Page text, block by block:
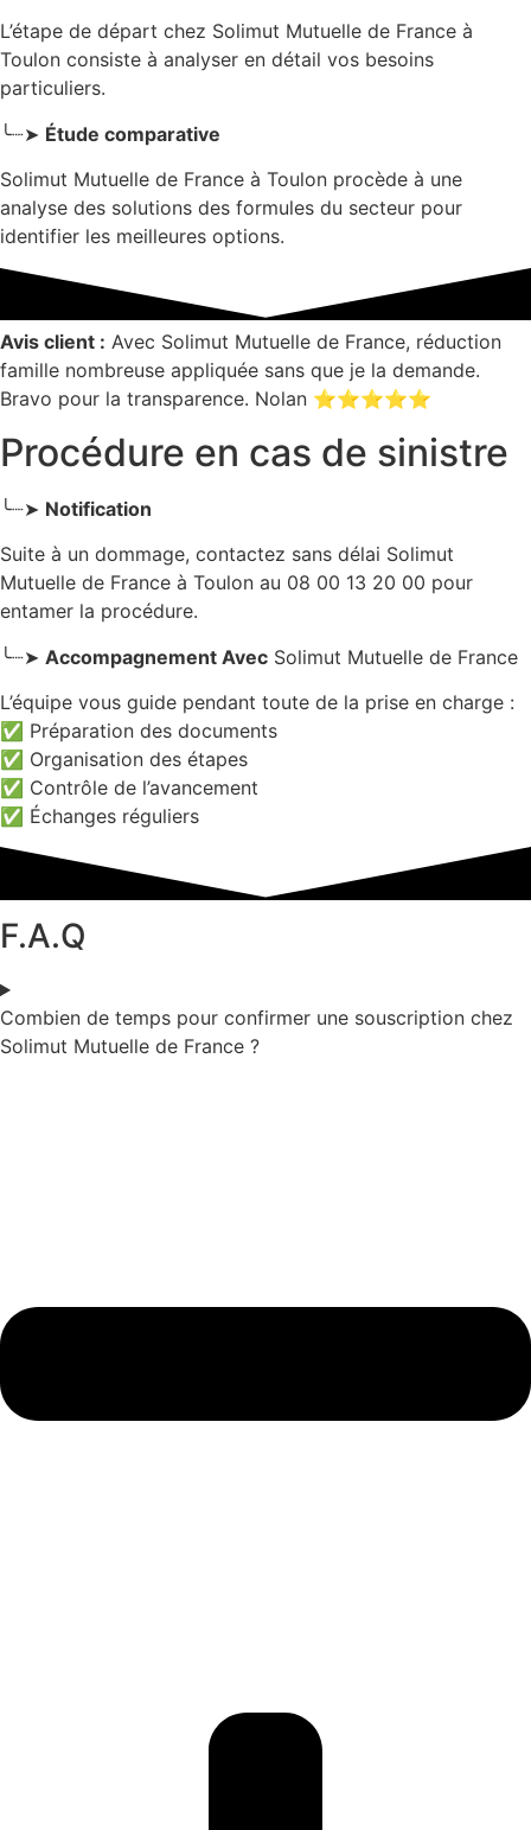
L’étape de départ chez Solimut Mutuelle de France à
Toulon consiste à analyser en détail vos besoins
particuliers.
╰┈➤ Étude comparative
Solimut Mutuelle de France à Toulon procède à une
analyse des solutions des formules du secteur pour
identifier les meilleures options.
Avis client : Avec Solimut Mutuelle de France, réduction
famille nombreuse appliquée sans que je la demande.
Bravo pour la transparence. Nolan ⭐⭐⭐⭐⭐
Procédure en cas de sinistre
╰┈➤ Notification
Suite à un dommage, contactez sans délai Solimut
Mutuelle de France à Toulon au 08 00 13 20 00 pour
entamer la procédure.
╰┈➤ Accompagnement Avec Solimut Mutuelle de France
L’équipe vous guide pendant toute de la prise en charge :
✅ Préparation des documents
✅ Organisation des étapes
✅ Contrôle de l’avancement
✅ Échanges réguliers
F.A.Q
Combien de temps pour confirmer une souscription chez
Solimut Mutuelle de France ?